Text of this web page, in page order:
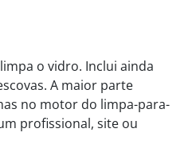
o vidro. Inclui ainda
A maior parte
no motor do limpa-para-
profissional, site ou